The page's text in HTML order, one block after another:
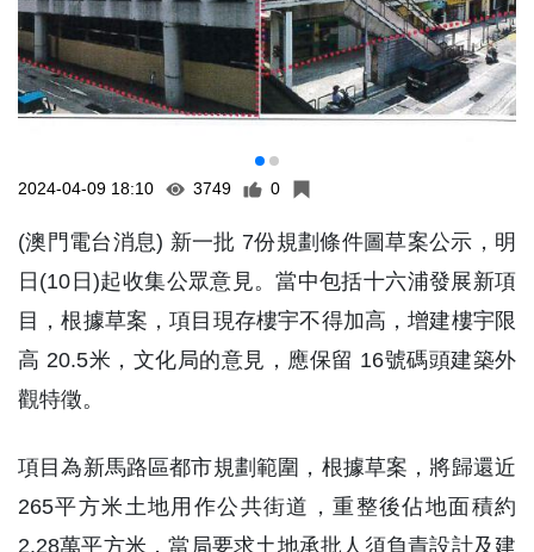
2024-04-09 18:10 3749 0
(澳門電台消息) 新一批 7份規劃條件圖草案公示，明
日(10日)起收集公眾意見。當中包括十六浦發展新項
目，根據草案，項目現存樓宇不得加高，增建樓宇限
高 20.5米，文化局的意見，應保留 16號碼頭建築外
觀特徵。
項目為新馬路區都市規劃範圍，根據草案，將歸還近
265平方米土地用作公共街道，重整後佔地面積約
2.28萬平方米，當局要求土地承批人須負責設計及建